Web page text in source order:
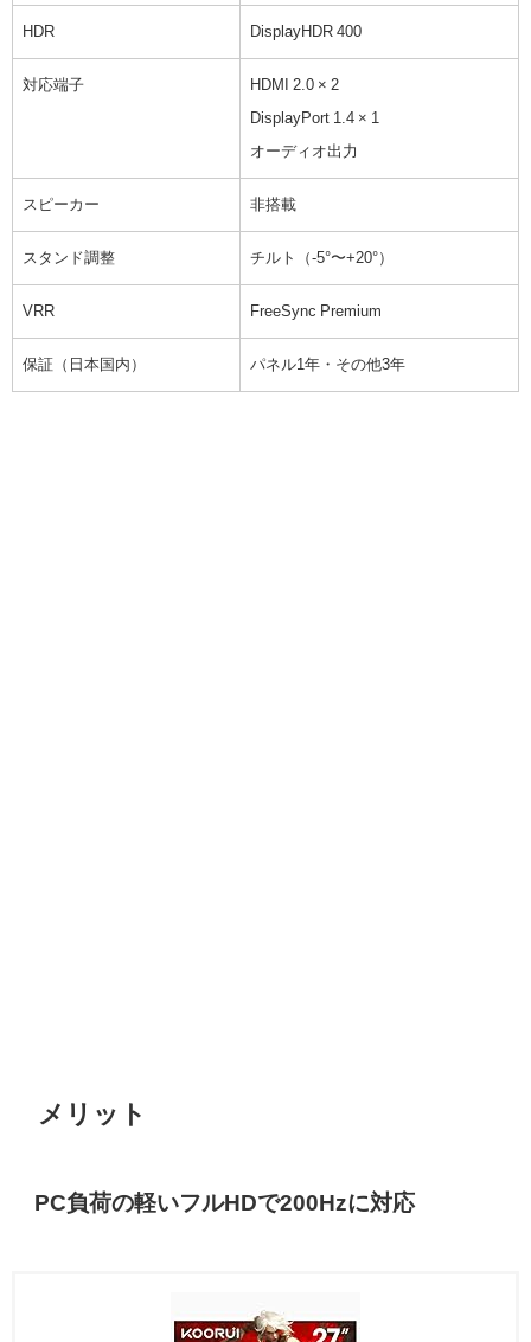
HDR DisplayHDR 400
対応端子 HDMI 2.0 × 2
DisplayPort 1.4 × 1
オーディオ出力
スピーカー 非搭載
スタンド調整 チルト（-5°〜+20°）
VRR FreeSync Premium
保証（日本国内） パネル1年・その他3年
メリット
PC負荷の軽いフルHDで200Hzに対応